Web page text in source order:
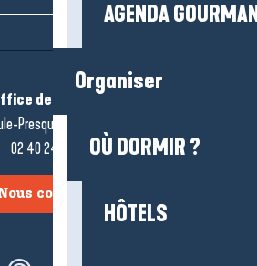
AGENDA
Organiser
OÙ DORMIR ?
HÔTELS
de tourisme
Presqu’île de Guérande
02 40 24 34 44
contacter